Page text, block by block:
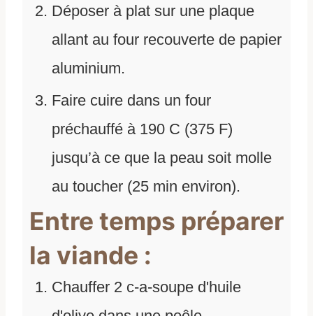
Déposer à plat sur une plaque
allant au four recouverte de papier
aluminium.
Faire cuire dans un four
préchauffé à 190 C (375 F)
jusqu’à ce que la peau soit molle
au toucher (25 min environ).
Entre temps préparer
la viande :
Chauffer 2 c-a-soupe d'huile